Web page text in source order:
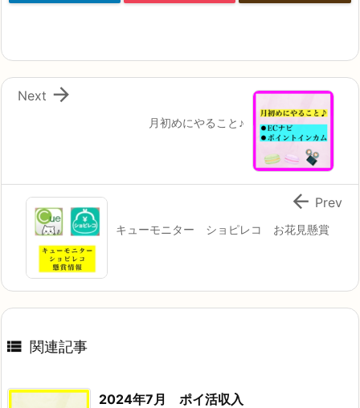
月初めにやること♪

Next
キューモニター ショピレコ お花見懸賞
 Prev
 関連記事
2024年7月 ポイ活収入